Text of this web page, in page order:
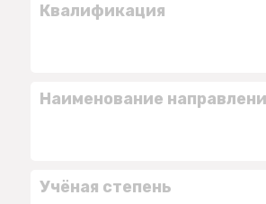
Квалификация
Наименование
Учёная степень